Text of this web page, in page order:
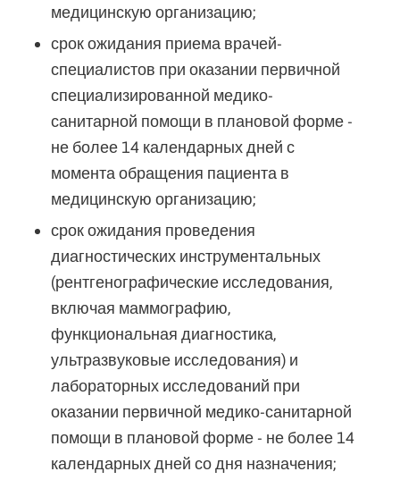
медицинскую организацию;
срок ожидания приема врачей-
специалистов при оказании первичной
специализированной медико-
санитарной помощи в плановой форме -
не более 14 календарных дней с
момента обращения пациента в
медицинскую организацию;
срок ожидания проведения
диагностических инструментальных
(рентгенографические исследования,
включая маммографию,
функциональная диагностика,
ультразвуковые исследования) и
лабораторных исследований при
оказании первичной медико-санитарной
помощи в плановой форме - не более 14
календарных дней со дня назначения;